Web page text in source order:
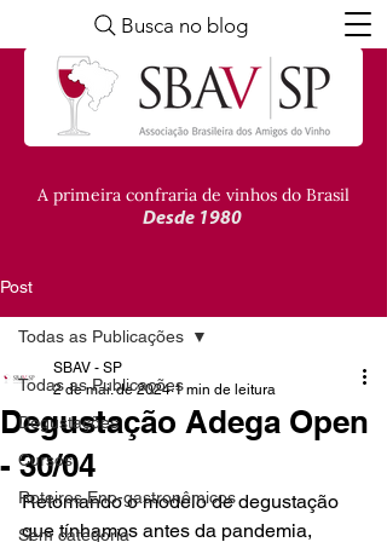
A primeira confraria de vinhos do Brasil
Desde 1980
Busca no blog
Post
Todas as Publicações
Degustações
Cursos
Roteiros Eno-gastronômicos
Sem categoria
Todas as Publicações
Degustação Adega Open
- 30/04
SBAV - SP
2 de mai. de 2024 1 min de leitura
Retomando o modelo de degustação
que tínhamos antes da pandemia,